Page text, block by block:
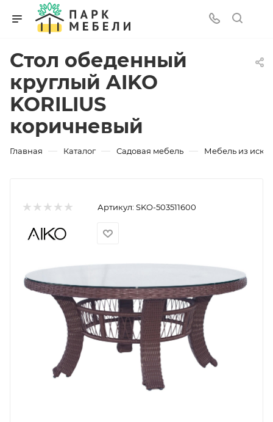
Стол обеденный
круглый AIKO
KORILIUS
коричневый
Главная — Каталог — Садовая мебель — Мебель из
Артикул: SKO-503511600